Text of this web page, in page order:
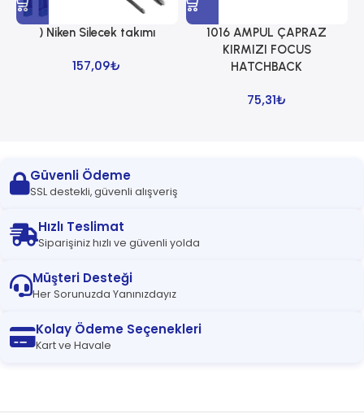
) Niken Silecek takımı
157,09₺
1016 AMPUL ÇAPRAZ
KIRMIZI FOCUS
HATCHBACK
75,31₺
Güvenli Ödeme
SSL destekli, güvenli alışveriş
Hızlı Teslimat
Siparişiniz hızlı ve güvenli yolda
Müşteri Desteği
Her Sorunuzda Yanınızdayız
Kolay Ödeme Seçenekleri
Kart ve Havale